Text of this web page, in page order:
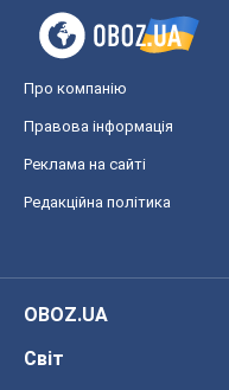
Про компанію
Правова інформація
Реклама на сайті
Редакційна політика
OBOZ.UA
Світ